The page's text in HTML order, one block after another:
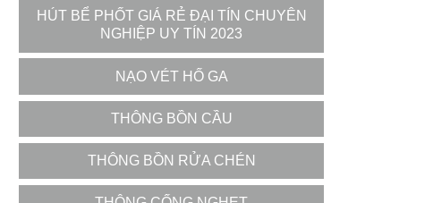
HÚT BỂ PHỐT GIÁ RẺ ĐẠI TÍN CHUYÊN
NGHIỆP UY TÍN 2023
NẠO VÉT HỐ GA
THÔNG BỒN CẦU
THÔNG BỒN RỬA CHÉN